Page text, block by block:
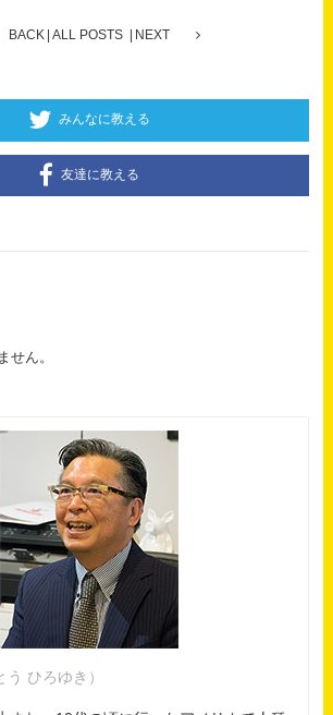
BACK ALL POSTS NEXT
みんなに教える
友達に教える
せん。
う ひろゆき）